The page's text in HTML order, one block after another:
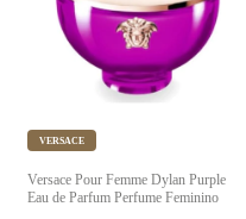
VERSACE
Versace Pour Femme Dylan Purple
Eau de Parfum Perfume Feminino